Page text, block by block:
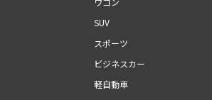
SUV
スポーツ
ビジネスカー
軽自動車